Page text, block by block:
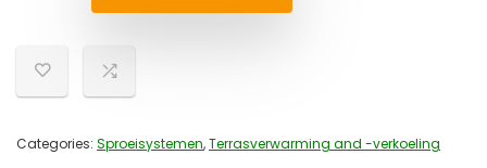
Categories: Sproeisystemen,Terrasverwarming and -verkoeling